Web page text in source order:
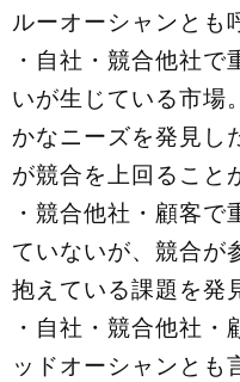
ルーオーシャンとも
・自社・競合他社
いが生じている市場
かなニーズを発見し
が競合を上回ること
・競合他社・顧客
ていないが、競合が
抱えている課題を発
・自社・競合他社
ッドオーシャンとも